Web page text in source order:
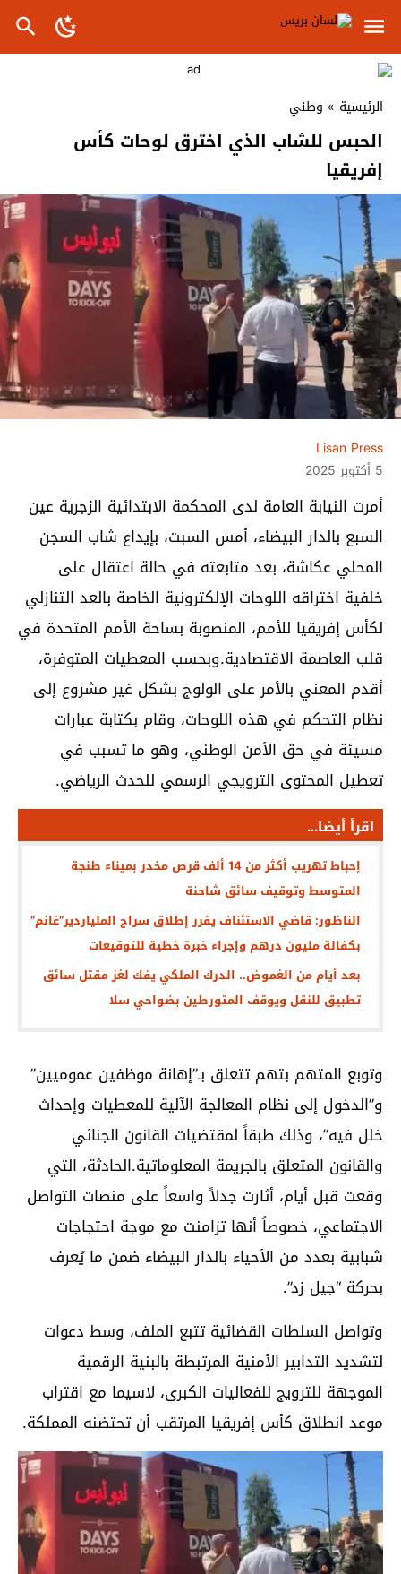
الرئيسية » وطني
الحبس للشاب الذي اخترق لوحات كأس
إفريقيا
Lisan Press
5 أكتوبر 2025
أمرت النيابة العامة لدى المحكمة الابتدائية الزجرية عين
السبع بالدار البيضاء، أمس السبت، بإيداع شاب السجن
المحلي عكاشة، بعد متابعته في حالة اعتقال على
خلفية اختراقه اللوحات الإلكترونية الخاصة بالعد التنازلي
لكأس إفريقيا للأمم، المنصوبة بساحة الأمم المتحدة في
قلب العاصمة الاقتصادية.وبحسب المعطيات المتوفرة،
أقدم المعني بالأمر على الولوج بشكل غير مشروع إلى
نظام التحكم في هذه اللوحات، وقام بكتابة عبارات
مسيئة في حق الأمن الوطني، وهو ما تسبب في
تعطيل المحتوى الترويجي الرسمي للحدث الرياضي.
اقرأ أيضا...
إحباط تهريب أكثر من 14 ألف قرص مخدر بميناء طنجة
المتوسط وتوقيف سائق شاحنة
الناظور: قاضي الاستئناف يقرر إطلاق سراح الملياردير”غانم”
بكفالة مليون درهم وإجراء خبرة خطية للتوقيعات
بعد أيام من الغموض.. الدرك الملكي يفك لغز مقتل سائق
تطبيق للنقل ويوقف المتورطين بضواحي سلا
وتوبع المتهم بتهم تتعلق بـ”إهانة موظفين عموميين”
و”الدخول إلى نظام المعالجة الآلية للمعطيات وإحداث
خلل فيه”، وذلك طبقاً لمقتضيات القانون الجنائي
والقانون المتعلق بالجريمة المعلوماتية.الحادثة، التي
وقعت قبل أيام، أثارت جدلاً واسعاً على منصات التواصل
الاجتماعي، خصوصاً أنها تزامنت مع موجة احتجاجات
شبابية بعدد من الأحياء بالدار البيضاء ضمن ما يُعرف
بحركة “جيل زد”.
وتواصل السلطات القضائية تتبع الملف، وسط دعوات
لتشديد التدابير الأمنية المرتبطة بالبنية الرقمية
الموجهة للترويج للفعاليات الكبرى، لاسيما مع اقتراب
موعد انطلاق كأس إفريقيا المرتقب أن تحتضنه المملكة.